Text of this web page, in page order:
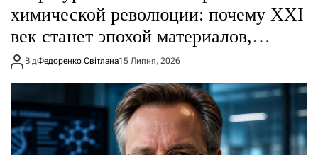
химической революции: почему XXI
век станет эпохой материалов,
искусственного интеллекта и
глобальной борьбы за технологии
ВідФедоренко Світлана15 Липня, 2026